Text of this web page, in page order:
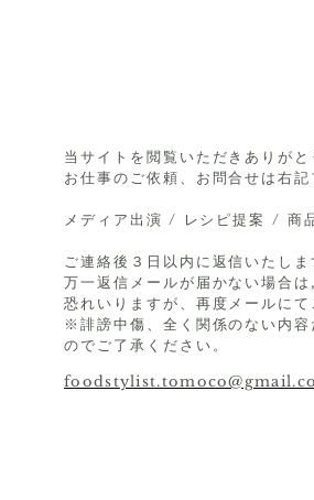
当サイトを閲覧いただきありがと
お仕事のご依頼、お問合せは右
メディア出演 / レシピ提案 /
ご連絡後３日以内に返信いたしま
万一返信メールが届かない場合は,
恐れいりますが、再度メールに
※誹謗中傷、全く関係のない内
のでご了承ください。